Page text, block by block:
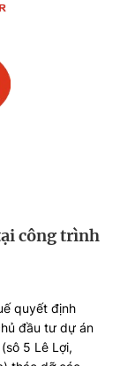
công trình
quyết định
đầu tư dự án
5 Lê Lợi,